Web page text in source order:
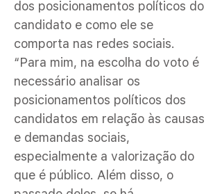
dos posicionamentos políticos do
candidato e como ele se
comporta nas redes sociais.
“Para mim, na escolha do voto é
necessário analisar os
posicionamentos políticos dos
candidatos em relação às causas
e demandas sociais,
especialmente a valorização do
que é público. Além disso, o